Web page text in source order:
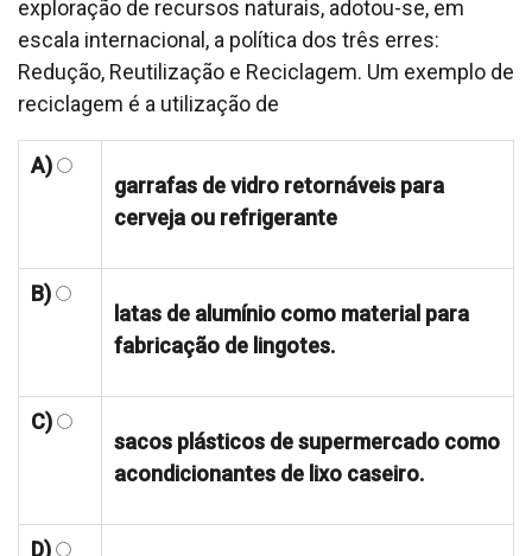
exploração de recursos naturais, adotou-se, em
escala internacional, a política dos três erres:
Redução, Reutilização e Reciclagem. Um exemplo de
reciclagem é a utilização de
A)
garrafas de vidro retornáveis para
cerveja ou refrigerante
B)
latas de alumínio como material para
fabricação de lingotes.
C)
sacos plásticos de supermercado como
acondicionantes de lixo caseiro.
D)